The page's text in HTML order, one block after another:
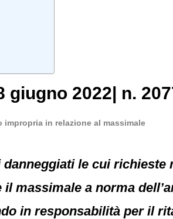
giugno 2022| n.
impropria in relazione al massimale
le cui
massimale a norma
in responsabilità per il